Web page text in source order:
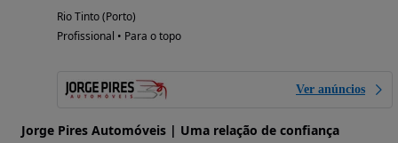
Rio Tinto (Porto)
Profissional • Para o topo
Ver anúncios
Jorge Pires Automóveis | Uma relação de confiança